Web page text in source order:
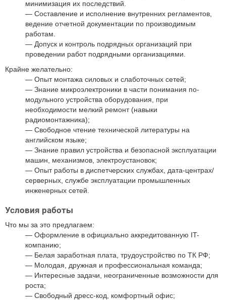
минимизация их последствий.
Составление и исполнение внутренних регламентов,
ведение отчетной документации по производимым
работам.
Допуск и контроль подрядных организаций при
проведении работ подрядными организациями.
Крайне желательно:
Опыт монтажа силовых и слаботочных сетей;
Знание микроэлектроники в части понимания по-
модульного устройства оборудования, при
необходимости мелкий ремонт (навыки
радиомонтажника);
Свободное чтение технической литературы на
английском языке;
Знание правил устройства и безопасной эксплуатации
машин, механизмов, электроустановок;
Опыт работы в диспетчерских службах, дата-центрах/
серверных, службе эксплуатации промышленных
инженерных сетей.
Условия работы
Что мы за это предлагаем:
Оформление в официально аккредитованную IT-
компанию;
Белая заработная плата, трудоустройство по ТК РФ;
Молодая, дружная и профессиональная команда;
Интересные задачи, неограниченные возможности для
роста;
Свободный дресс-код, комфортный офис;